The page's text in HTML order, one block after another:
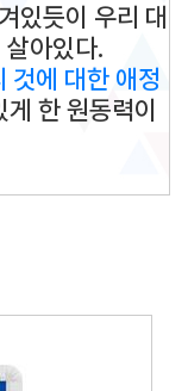
있듯이 우리 대
살아있다.
것에 대한 애정
한 원동력이